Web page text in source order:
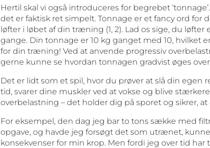
Hertil skal vi også introduceres for begrebet
det er faktisk ret simpelt. Tonnage er et fancy ord
løfter i løbet af din træning (1, 2). Lad os sige, du løfter
gange. Din tonnage er 10 kg ganget med 10, hvilket
for din træning! Ved at anvende progressiv
gerne kunne se hvordan tonnagen gradvist øges
Det er lidt som et spil, hvor du prøver at slå din egen
tid, svarer dine muskler ved at vokse og blive
overbelastning – det holder dig på sporet og sikrer,
For eksempel, den dag jeg bar to tons sække med
opgave, og havde jeg forsøgt det som utrænet,
konsekvenser for min krop. Men fordi jeg over tid